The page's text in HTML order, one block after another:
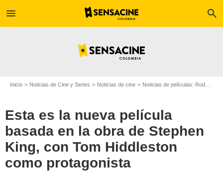
menu search
Inicio Noticias de Cine y Series Noticias de cine Noticias de películas: Rodajes
Esta es la nueva película
basada en la obra de Stephen
King, con Tom Hiddleston
como protagonista